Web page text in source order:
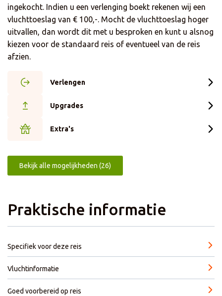
ingekocht. Indien u een verlenging boekt rekenen wij een
vluchttoeslag van € 100,-. Mocht de vluchttoeslag hoger
uitvallen, dan wordt dit met u besproken en kunt u alsnog
kiezen voor de standaard reis of eventueel van de reis
afzien.
Verlengen
Upgrades
Extra's
Bekijk alle mogelijkheden (26)
Praktische informatie
Specifiek voor deze reis
Vluchtinformatie
Goed voorbereid op reis